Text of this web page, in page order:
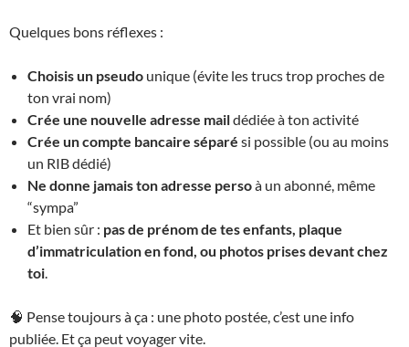
Quelques bons réflexes :
Choisis un pseudo unique (évite les trucs trop proches de
ton vrai nom)
Crée une nouvelle adresse maildédiée à ton activité
Crée un compte bancaire séparé si possible (ou au moins
un RIB dédié)
Ne donne jamais ton adresse persoà un abonné, même
“sympa”
Et bien sûr : pas de prénom de tes enfants, plaque
d’immatriculation en fond, ou photos prises devant chez
toi.
🧠 Pense toujours à ça : une photo postée, c’est une info
publiée. Et ça peut voyager vite.